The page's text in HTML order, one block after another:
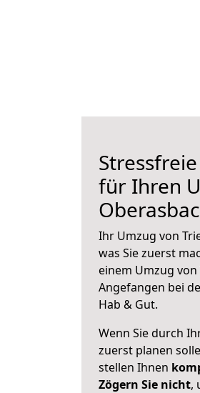
für Ihren
Ihr Umzug von
was Sie zuerst
einem Umzug
Angefangen bei
Hab & Gut.
Wenn Sie durch
zuerst planen
stellen Ihnen
Zögern Sie nicht,